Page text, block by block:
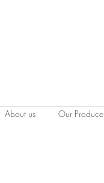
About us Our Produce